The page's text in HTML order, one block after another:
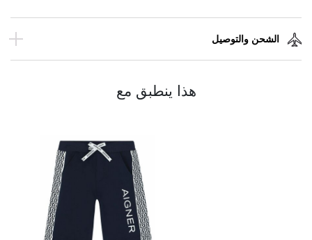
الشحن والتوصيل
هذا ينطبق مع